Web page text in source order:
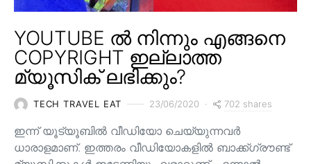
YOUTUBE ൽ നിന്നും എങ്ങനെ
COPYRIGHT ഇല്ലാത്ത
മ്യൂസിക് ലഭിക്കും?
TECH TRAVEL EAT 23/06/2020 702 shares
ഇന്ന് യൂട്യൂബിൽ വീഡിയോ ചെയ്യുന്നവർ
ധാരാളമാണ്. ഇത്തരം വീഡിയോകളിൽ ബാക്ക്ഗ്രൗണ്ട്